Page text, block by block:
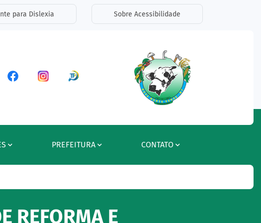
para Dislexia Sobre Acessibilidade
Acessar a Rede Social Facebook
Acessar a Rede Social Instagram
Acessar a Rede Social Radar
PREFEITURA CONTATO
REFORMA E